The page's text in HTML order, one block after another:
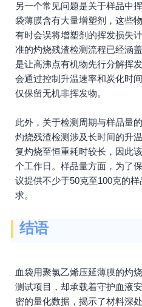
另一个常见问题是关于样品中
袋薄膜含有大量增塑剂，这些
有时会误将增塑剂的挥发损失
准的灼烧残渣检测流程已经涵
是让高沸点有机物先行分解挥
会通过控制升温速率和炭化时
仅保留无机非挥发物。
此外，关于检测周期与样品量
灼烧残渣检测涉及长时间的升
复灼烧至恒重耗时较长，因此
个工作日。样品量方面，为了
议提供不少于50克至100克的
求。
结语
血袋用聚氯乙烯压延薄膜的灼
测试项目，却承载着守护血液
密的量化数据，揭示了材料深